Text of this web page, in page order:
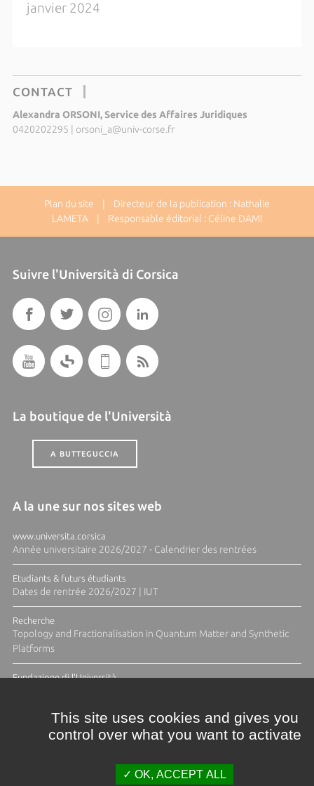
janvier 2024
CONTACT
Alexandra ORSONI, Service des Affaires Juridiques
0420202295
orsoni_a@univ-corse.fr
Plan du site | Directeur de la publication : Nathalie
LAMETA | Responsable éditorial : Céline DAMI
Suivre l'Università di Corsica
La boutique de l'Università
A BUTTEGUCCIA
A la une sur nos sites web
www.universita.corsica
Année universitaire 2026/2027 - Calendrier des rentrées
Etudiants & futurs étudiants
Dates de rentrée 2026/2027 | IUT
Recherche
Topology and Fractionalisation in Quantum Matter and Synthetic
Platforms
Fundazione di l'Università
This site uses cookies and gives you
control over what you want to activate
OK, ACCEPT ALL